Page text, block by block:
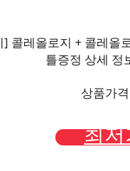
콜레올로지 + 콜레올
틀증정 상세 정
상품가
최